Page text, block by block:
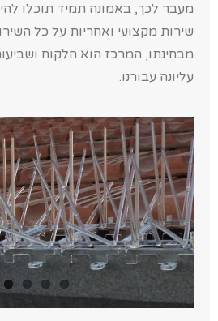
מעבר לכך, באמונה תמיד תוכלו
שירות מקצועי ואחריות על כל
מבחינתו, המרכז הוא הלקוח
עליונה עבורנו.